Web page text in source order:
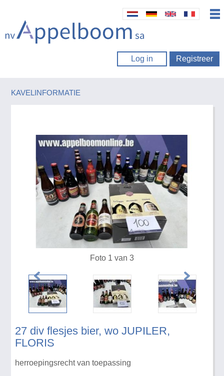
Log in Registreer
KAVELINFORMATIE
27 div flesjes bier, wo JUPILER,
FLORIS
herroepingsrecht van toepassing
Foto 1 van 3